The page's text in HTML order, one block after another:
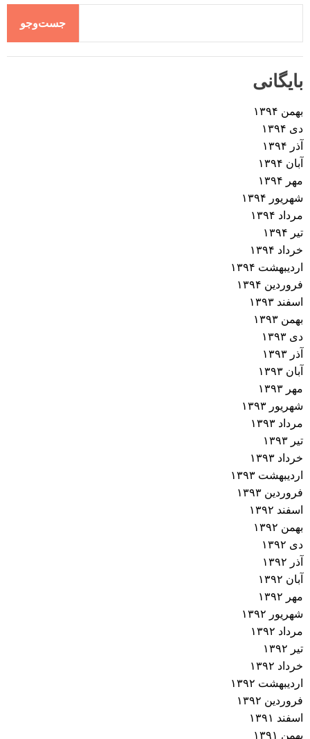
جست‌وجو
بایگانی
بهمن ۱۳۹۴
دی ۱۳۹۴
آذر ۱۳۹۴
آبان ۱۳۹۴
مهر ۱۳۹۴
شهریور ۱۳۹۴
مرداد ۱۳۹۴
تیر ۱۳۹۴
خرداد ۱۳۹۴
اردیبهشت ۱۳۹۴
فروردین ۱۳۹۴
اسفند ۱۳۹۳
بهمن ۱۳۹۳
دی ۱۳۹۳
آذر ۱۳۹۳
آبان ۱۳۹۳
مهر ۱۳۹۳
شهریور ۱۳۹۳
مرداد ۱۳۹۳
تیر ۱۳۹۳
خرداد ۱۳۹۳
اردیبهشت ۱۳۹۳
فروردین ۱۳۹۳
اسفند ۱۳۹۲
بهمن ۱۳۹۲
دی ۱۳۹۲
آذر ۱۳۹۲
آبان ۱۳۹۲
مهر ۱۳۹۲
شهریور ۱۳۹۲
مرداد ۱۳۹۲
تیر ۱۳۹۲
خرداد ۱۳۹۲
اردیبهشت ۱۳۹۲
فروردین ۱۳۹۲
اسفند ۱۳۹۱
بهمن ۱۳۹۱